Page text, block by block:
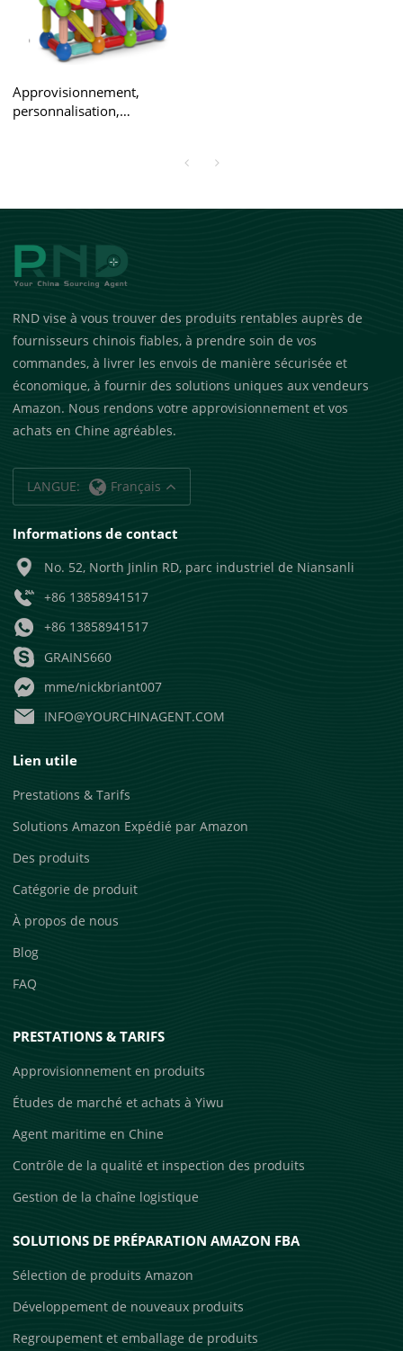
Approvisionnement,
personnalisation,
éducatifs pour les grossistes
RND vise à vous trouver des produits rentables auprès de
fournisseurs chinois fiables, à prendre soin de vos
commandes, à livrer les envois de manière sécurisée et
économique, à fournir des solutions uniques aux vendeurs
Amazon. Nous rendons votre approvisionnement et vos
achats en Chine agréables.
LANGUE: Français
Informations de contact
No. 52, North Jinlin RD, parc industriel de Niansanli
+86 13858941517
+86 13858941517
GRAINS660
mme/nickbriant007
INFO@YOURCHINAGENT.COM
Lien utile
Prestations & Tarifs
Solutions Amazon Expédié par Amazon
Des produits
Catégorie de produit
À propos de nous
Blog
FAQ
PRESTATIONS & TARIFS
Approvisionnement en produits
Études de marché et achats à Yiwu
Agent maritime en Chine
Contrôle de la qualité et inspection des produits
Gestion de la chaîne logistique
SOLUTIONS DE PRÉPARATION AMAZON FBA
Sélection de produits Amazon
Développement de nouveaux produits
Regroupement et emballage de produits